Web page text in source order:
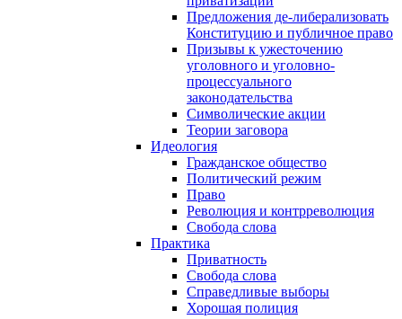
Предложения де-либерализовать
Конституцию и публичное право
Призывы к ужесточению
уголовного и уголовно-
процессуального
законодательства
Символические акции
Теории заговора
Идеология
Гражданское общество
Политический режим
Право
Революция и контрреволюция
Свобода слова
Практика
Приватность
Свобода слова
Справедливые выборы
Хорошая полиция